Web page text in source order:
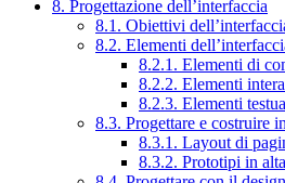
8. Progettazione dell’interfaccia
8.1. Obiettivi
8.2. Elementi
8.2.1. Elementi di
8.2.2. Elementi
8.2.3. Elementi
8.3. Progettare e costruire
8.3.1. Layout di
8.3.2. Prototipi in